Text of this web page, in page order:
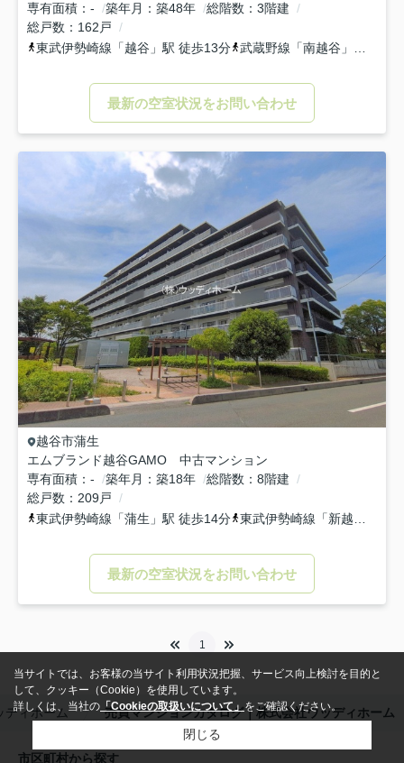
専有面積
- 築年月 築48年 総階数
3階建
総戸数
162戸
東武伊勢崎線 「越谷 」駅 徒歩13分 武蔵野線 「南越谷 」駅 徒歩21分
最新の空室状況をお問い合わせ
越谷市蒲生
エムブランド越谷GAMO 中古マンション
専有面積
- 築年月 築18年 総階数
8階建
総戸数
209戸
東武伊勢崎線 「蒲生 」駅 徒歩14分 東武伊勢崎線 「新越谷
最新の空室状況をお問い合わせ
1
ディホーム 売買マンションカタログ｜株式会社ウッディホーム
市区町村から探す
当サイトでは、お客様の当サイト利用状況把握、サービス向上検討を目的と
して、クッキー（Cookie）を使用しています。
詳しくは、当社の 「Cookieの取扱いについて」をご確認ください。
閉じる